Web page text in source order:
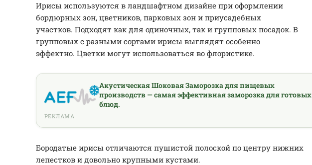
Ирисы используются в ландшафтном дизайне при оформлении
бордюрных зон, цветников, парковых зон и приусадебных
участков. Подходят как для одиночных, так и групповых посадок. В
групповых с разными сортами ирисы выглядят особенно
эффектно. Цветки могут использоваться во флористике.
Акустическая Шоковая Заморозка для пищевых
производств — самая эффективная заморозка для готовых
блюд.
РЕКЛАМА
Бородатые ирисы отличаются пушистой полоской по центру нижних
лепестков и довольно крупными кустами.